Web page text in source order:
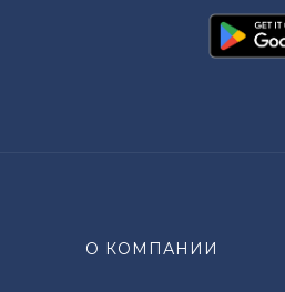
О КОМПАНИИ